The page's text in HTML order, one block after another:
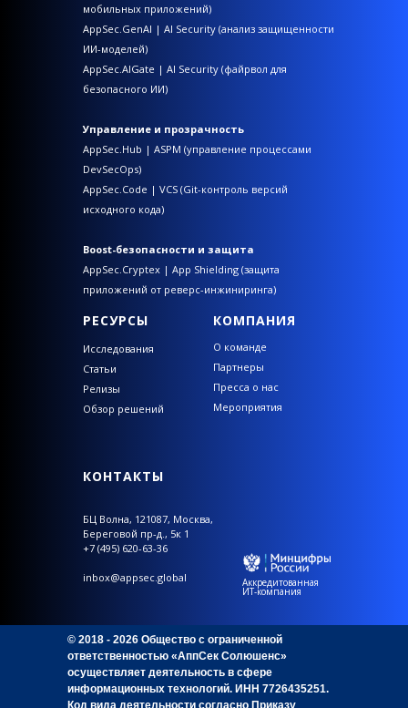
мобильных приложений)
AppSec.GenAI | AI Security (анализ защищенности
ИИ-моделей)
AppSec.AIGate | AI Security (файрвол для
безопасного ИИ)
Управление и прозрачность
AppSec.Hub | ASPM (управление процессами
DevSecOps)
AppSec.Code | VCS (Git-контроль версий
исходного кода)
Boost-безопасности и защита
AppSec.Cryptex | App Shielding (защита
приложений от реверс-инжиниринга)
РЕСУРСЫ
Исследования
Статьи
Релизы
Обзор решений
КОМПАНИЯ
О команде
Партнеры
Пресса о нас
Мероприятия
КОНТАКТЫ
БЦ Волна, 121087, Москва,
Береговой пр-д., 5к 1
+7 (495) 620-63-36
inbox@appsec.global Аккредитованная
ИТ-компания
© 2018 - 2026 Общество с ограниченной
ответственностью «АппСек Солюшенс»
осуществляет деятельность в сфере
информационных технологий. ИНН 7726435251.
Код вида деятельности согласно Приказу